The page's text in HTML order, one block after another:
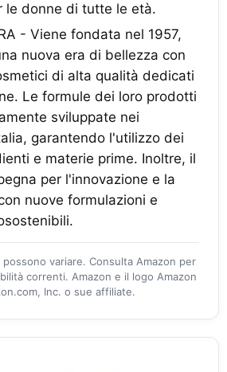
le donne di tutte le età.
- Viene fondata nel 1957,
nuova era di bellezza con
di alta qualità dedicati
Le formule dei loro prodotti
sviluppate nei
garantendo l'utilizzo dei
e materie prime. Inoltre, il
per l'innovazione e la
nuove formulazioni e
variare. Consulta Amazon per
correnti. Amazon e il logo Amazon
Inc. o sue affiliate.